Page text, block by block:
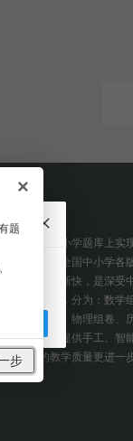
站简介
百万量级中小学题库上实
，试卷涵盖全国中小学各
质量高、更新快，是深受
的组卷平台，分为：数学
、英语组卷、物理组卷、
组卷频道，提供手工、智
助力您的教学质量更进一
×
步
放。